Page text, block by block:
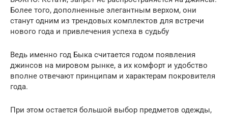
Более того, дополненные элегантным верхом, они
станут одним из трендовых комплектов для встречи
нового года и привлечения успеха в судьбу
Ведь именно год Быка считается годом появления
джинсов на мировом рынке, а их комфорт и удобство
вполне отвечают принципам и характерам покровителя
года.
При этом остается большой выбор предметов одежды,